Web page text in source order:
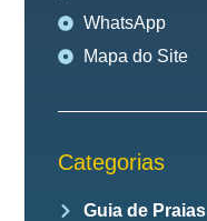
WhatsApp
Mapa do Site
Categorias
Guia de Praias